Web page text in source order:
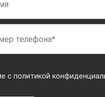
с политикой